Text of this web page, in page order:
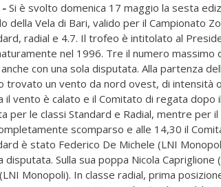
-Si è svolto domenica 17 maggio la sesta
della Vela di Bari, valido per il Campionato
radial e 4.7. Il trofeo è intitolato al
nel 1996. Tre il numero
con una sola disputata. Alla partenza
trovato un vento da nord ovest, di intensità
il vento è calato e il Comitato di regata
per le classi Standard e Radial, mentre per
scomparso e alle 14,30 il
è stato Federico De Michele (LNI
disputata. Sulla sua poppa Nicola
Monopoli). In classe radial, prima